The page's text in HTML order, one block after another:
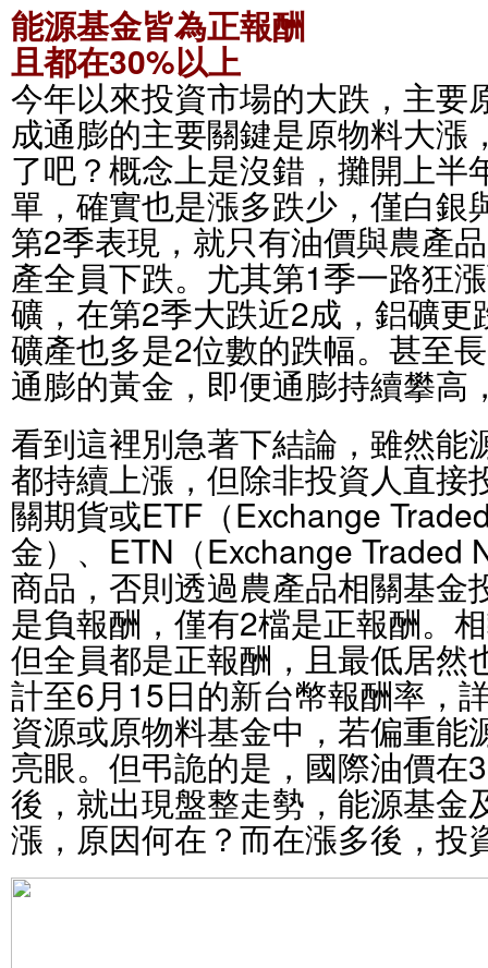
能源基金皆為正報酬
且都在30%以上
今年以來投資市場的大跌，主要
成通膨的主要關鍵是原物料大漲
了吧？概念上是沒錯，攤開上半
單，確實也是漲多跌少，僅白銀
第2季表現，就只有油價與農產
產全員下跌。尤其第1季一路狂
礦，在第2季大跌近2成，鋁礦
礦產也多是2位數的跌幅。甚至
通膨的黃金，即便通膨持續攀高
看到這裡別急著下結論，雖然能
都持續上漲，但除非投資人直接
關期貨或ETF（Exchange
金）、ETN（Exchange Traded
商品，否則透過農產品相關基金
是負報酬，僅有2檔是正報酬。
但全員都是正報酬，且最低居然
計至6月15日的新台幣報酬率，
資源或原物料基金中，若偏重能
亮眼。但弔詭的是，國際油價在
後，就出現盤整走勢，能源基金
漲，原因何在？而在漲多後，投